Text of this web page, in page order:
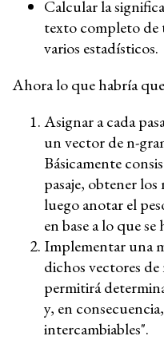
Calcular la
texto completo de
varios estadísticos.
Ahora lo que habría
Asignar a cada
un vector de n-
Básicamente
pasaje, obtener los
luego anotar el
en base a lo que
Implementar una
dichos vectores
permitirá
y, en
intercambiables".